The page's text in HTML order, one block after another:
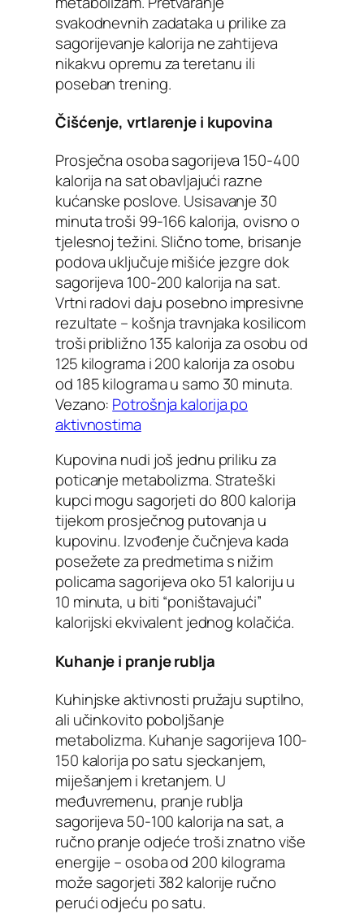
svakodnevnih zadataka u prilike za
sagorijevanje kalorija ne zahtijeva
nikakvu opremu za teretanu ili
poseban trening.
Čišćenje, vrtlarenje i kupovina
Prosječna osoba sagorijeva 150-400
kalorija na sat obavljajući razne
kućanske poslove. Usisavanje 30
minuta troši 99-166 kalorija, ovisno o
tjelesnoj težini. Slično tome, brisanje
podova uključuje mišiće jezgre dok
sagorijeva 100-200 kalorija na sat.
Vrtni radovi daju posebno impresivne
rezultate – košnja travnjaka kosilicom
troši približno 135 kalorija za osobu od
125 kilograma i 200 kalorija za osobu
od 185 kilograma u samo 30 minuta.
Vezano: Potrošnja kalorija po
aktivnostima
Kupovina nudi još jednu priliku za
poticanje metabolizma. Strateški
kupci mogu sagorjeti do 800 kalorija
tijekom prosječnog putovanja u
kupovinu. Izvođenje čučnjeva kada
posežete za predmetima s nižim
policama sagorijeva oko 51 kaloriju u
10 minuta, u biti “poništavajući”
kalorijski ekvivalent jednog kolačića.
Kuhanje i pranje rublja
Kuhinjske aktivnosti pružaju suptilno,
ali učinkovito poboljšanje
metabolizma. Kuhanje sagorijeva 100-
150 kalorija po satu sjeckanjem,
miješanjem i kretanjem. U
međuvremenu, pranje rublja
sagorijeva 50-100 kalorija na sat, a
ručno pranje odjeće troši znatno više
energije – osoba od 200 kilograma
može sagorjeti 382 kalorije ručno
perući odjeću po satu.